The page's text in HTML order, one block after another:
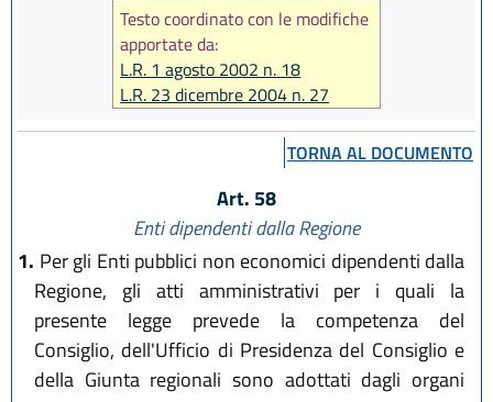
Testo coordinato con le modifiche
apportate da:
L.R. 1 agosto 2002 n. 18
L.R. 23 dicembre 2004 n. 27
L.R. 6 giugno 2006 n. 7
L.R. 28 luglio 2006 n. 13
L.R. 29 dicembre 2006 n. 20
L.R. 26 luglio 2007 n. 13
L.R. 29 ottobre 2008 n. 17
L.R. 12 febbraio 2010 n. 4
L.R. 22 dicembre 2011 n. 21
L.R. 21 dicembre 2012 n. 19
L.R. 20 dicembre 2013 n. 26
L.R. 18 luglio 2014 n. 17
TORNA AL DOCUMENTO
Art. 58
Enti dipendenti dalla Regione
1. Per gli Enti pubblici non economici dipendenti dalla
Regione, gli atti amministrativi per i quali la
presente legge prevede la competenza del
Consiglio, dell'Ufficio di Presidenza del Consiglio e
della Giunta regionali sono adottati dagli organi